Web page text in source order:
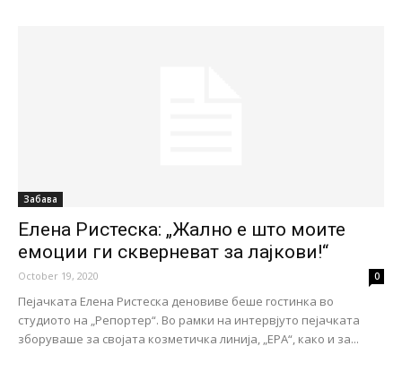
Забава
Елена Ристеска: „Жално е што моите
емоции ги скверневат за лајкови!“
October 19, 2020 0
Пејачката Елена Ристеска деновиве беше гостинка во
студиото на „Репортер“. Во рамки на интервјуто пејачката
зборуваше за својата козметичка линија, „ЕРА“, како и за...